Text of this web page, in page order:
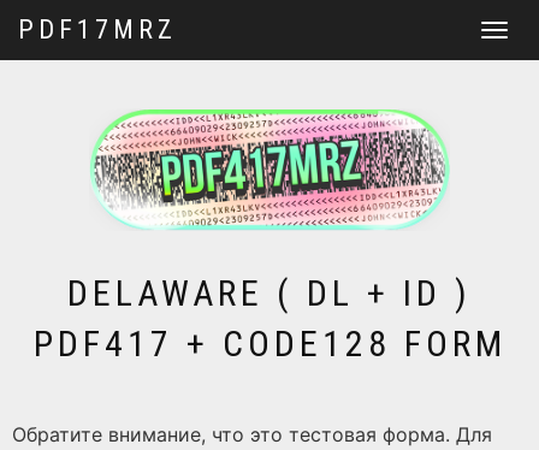
PDF17MRZ
DELAWARE ( DL + ID )
PDF417 + CODE128 FORM
Обратите внимание, что это тестовая форма. Для